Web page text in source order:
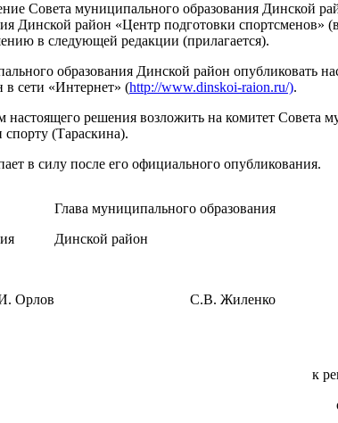
Совета муниципального образования Динской
Динской район «Центр подготовки
в следующей редакции (прилагается).
образования Динской район опубликовать
в сети «Интернет» (http://www.dinskoi-raion.ru/).
настоящего решения возложить на комитет
(Тараскина).
в силу после его официального опубликования.
Глава муниципального образования
Динской район
С.В. Жиленко
к